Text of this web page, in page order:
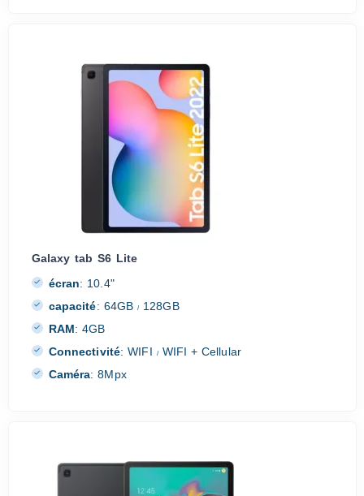
Galaxy tab S6 Lite
écran: 10.4"
capacité: 64GB/ 128GB
RAM: 4GB
Connectivité: WIFI /WIFI + Cellular
Caméra: 8Mpx